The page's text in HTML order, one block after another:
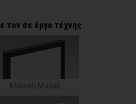
τον σε έργο τέχνης
Κλασική Μαύρη